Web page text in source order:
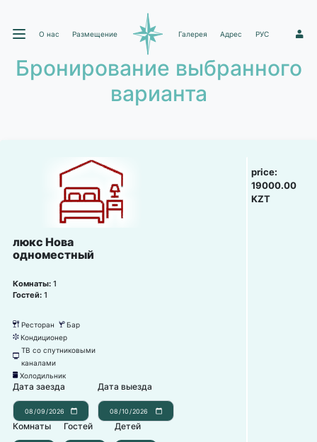
О нас Размещение Галерея Адрес РУС 1
Бронирование выбранного
варианта
люкс Нова
одноместный
Комнаты: 1
Гостей: 1
뎃 Ресторан 끝 Бар
뀸 Кондиционер
넎
ТВ со спутниковыми
каналами
녒 Холодильник
Дата заезда Дата выезда
Комнаты Гостей Детей
price:
19000.00
KZT